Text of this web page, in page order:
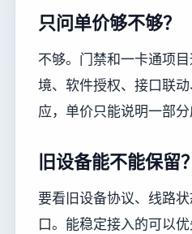
只问单价够不够？
不够。门禁和一卡通项
境、软件授权、接口联
应，单价只能说明一部分
旧设备能不能保留？
要看旧设备协议、线路
口。能稳定接入的可以